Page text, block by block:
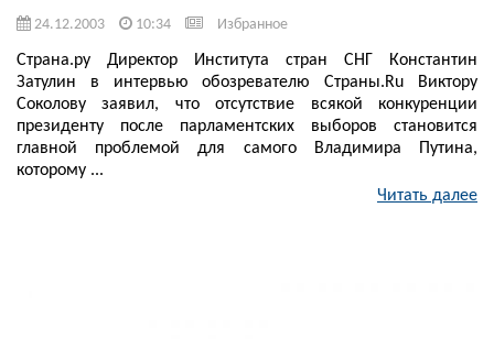
24.12.2003 10:34 Избранное
Страна.ру Директор Института стран СНГ Константин
Затулин в интервью обозревателю Страны.Ru Виктору
Соколову заявил, что отсутствие всякой конкуренции
президенту после парламентских выборов становится
главной проблемой для самого Владимира Путина,
которому ...
Читать далее